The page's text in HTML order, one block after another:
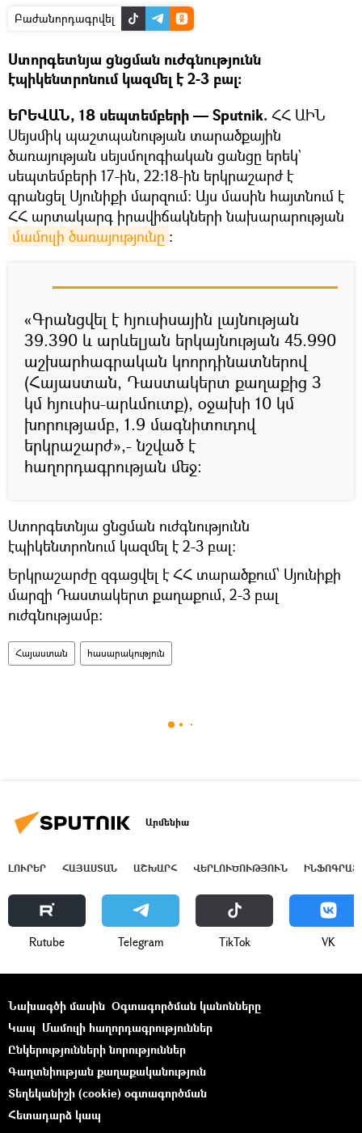
Բաժանորդագրվել
Ստորգետնյա ցնցման ուժգնությունն
էպիկենտրոնում կազմել է 2-3 բալ:
ԵՐԵՎԱՆ, 18 սեպտեմբերի — Sputnik. ՀՀ ԱԻՆ
Սեյսմիկ պաշտպանության տարածքային
ծառայության սեյսմոլոգիական ցանցը երեկ`
սեպտեմբերի 17-ին, 22:18-ին երկրաշարժ է
գրանցել Սյունիքի մարզում։ Այս մասին հայտնում է
ՀՀ արտակարգ իրավիճակների նախարարության
մամուլի ծառայությունը ։
«Գրանցվել է հյուսիսային լայնության
39.390 և արևելյան երկայնության 45.990
աշխարհագրական կոորդինատներով
(Հայաստան, Դաստակերտ քաղաքից 3
կմ հյուսիս-արևմուտք), օջախի 10 կմ
խորությամբ, 1.9 մագնիտուդով
երկրաշարժ»,- նշված է
հաղորդագրության մեջ:
Ստորգետնյա ցնցման ուժգնությունն
էպիկենտրոնում կազմել է 2-3 բալ:
Երկրաշարժը զգացվել է ՀՀ տարածքում՝ Սյունիքի
մարզի Դաստակերտ քաղաքում, 2-3 բալ
ուժգնությամբ:
Հայաստան հասարակություն
Արմենիա
ԼՈՒՐԵՐ ՀԱՅԱՍՏԱՆ ԱՇԽԱՐՀ ՎԵՐԼՈՒԾՈՒԹՅՈՒՆ
Rutube Telegram ТikТоk VK
Նախագծի մասին Օգտագործման կանոնները
Կապ Մամուլի հաղորդագրություններ
Ընկերությունների նորություններ
Գաղտնիության քաղաքականություն
Տեղեկանիշի (cookie) օգտագործման
Հետադարձ կապ